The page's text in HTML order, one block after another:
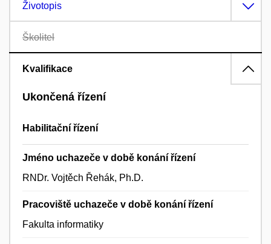
Životopis
Školitel
Kvalifikace
Ukončená řízení
Habilitační řízení
Jméno uchazeče v době konání řízení
RNDr. Vojtěch Řehák, Ph.D.
Pracoviště uchazeče v době konání řízení
Fakulta informatiky